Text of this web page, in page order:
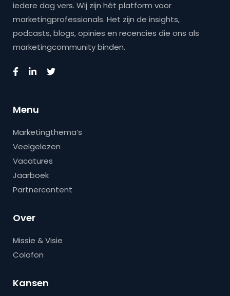
iedere dag vers. Wij zijn hét platform voor
marketingprofessionals. Het zijn de insights,
podcasts, blogs, opinies en recencies die ons als
marketingcommunity binden.
Menu
Marketingthema’s
Veelgelezen
Vacatures
Jaarboek
Partnercontent
Over
Missie & Visie
Colofon
Kansen